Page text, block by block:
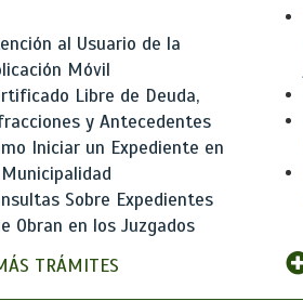
al Usuario de la
Móvil
Libre de Deuda,
y Antecedentes
Iniciar un Expediente en
Sobre Expedientes
Obran en los Juzgados
TRÁMITES